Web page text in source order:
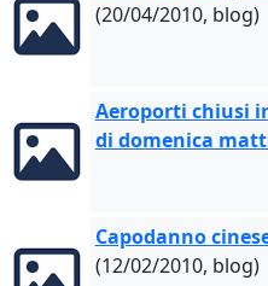
(20/04/2010, blog)
Aeroporti chiusi
di domenica
Capodanno
(12/02/2010, blog)